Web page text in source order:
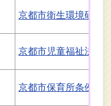
京都市衛生環境研究
京都市児童福祉法に
京都市保育所条例及